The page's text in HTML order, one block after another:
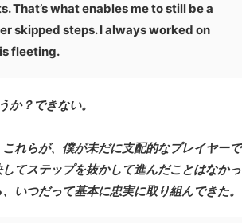
That’s what enables me to still be a
skipped steps. I always worked on
fleeting.
？できない。
れらが、僕が未だに支配的なプレイヤーで
てステップを抜かして進んだことはなかっ
いつだって基本に忠実に取り組んできた。